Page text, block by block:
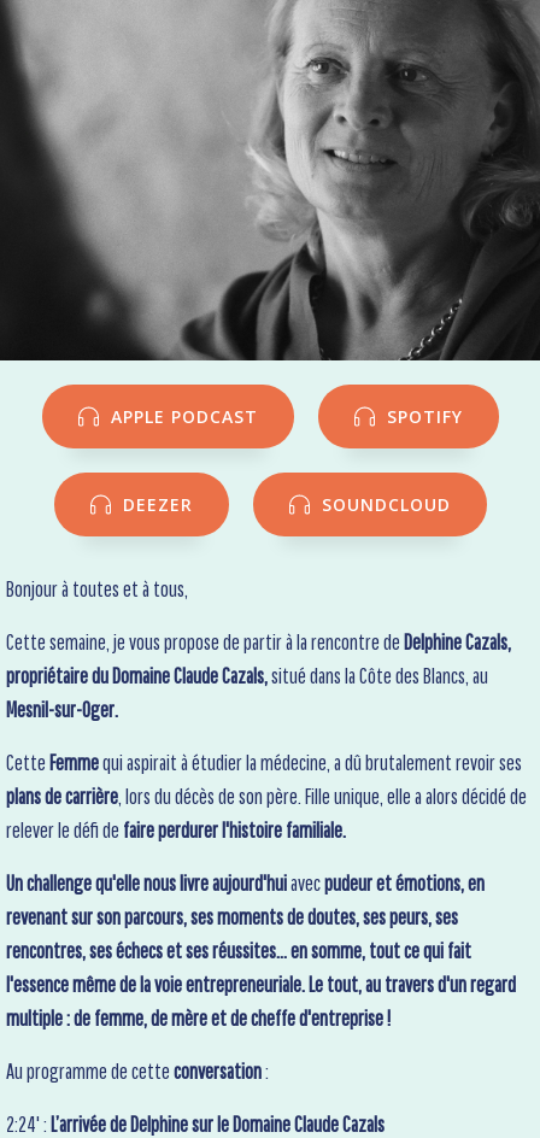
APPLE PODCAST SPOTIFY
DEEZER SOUNDCLOUD
Bonjour à toutes et à tous,
Cette semaine, je vous propose de partir à la rencontre de Delphine Cazals,
propriétaire du Domaine Claude Cazals,situé dans la Côte des Blancs, au
Mesnil-sur-Oger.
Cette Femmequi aspirait à étudier la médecine, a dû brutalement revoir ses
plans de carrière, lors du décès de son père. Fille unique, elle a alors décidé de
relever le défi de faire perdurer l'histoire familiale.
Un challenge qu'elle nous livre aujourd'huiavecpudeur et émotions, en
revenant sur son parcours, ses moments de doutes, ses peurs, ses
rencontres, ses échecs et ses réussites... en somme, tout ce qui fait
l'essence même de la voie entrepreneuriale. Le tout, au travers d'un regard
multiple : de femme, de mère et de cheffe d'entreprise !
Au programme de cetteconversation:
2:24' : L’arrivée de Delphine sur le Domaine Claude Cazals